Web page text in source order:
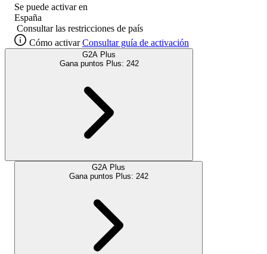
Se puede activar en
España
Consultar las restricciones de país
Cómo activar Consultar guía de activación
G2A Plus
Gana puntos Plus: 242
G2A Plus
Gana puntos Plus: 242